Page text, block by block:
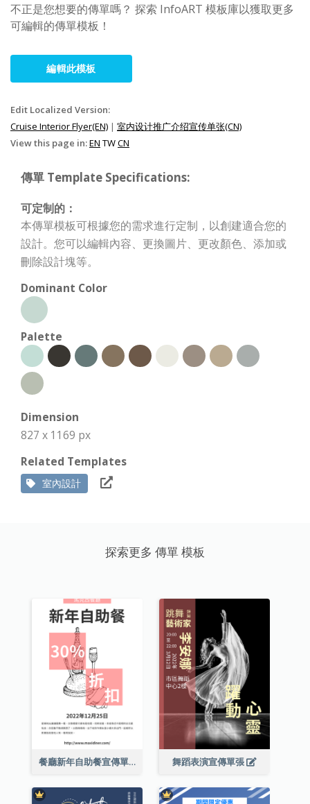
不正是您想要的傳單嗎？ 探索 InfoART 模板庫以獲取更多
可編輯的傳單模板！
編輯此模板
Edit Localized Version:
Cruise Interior Flyer(EN) | 室内设计推广介绍宣传单张(CN)
View this page in:EN TWCN
傳單 Template Specifications:
可定制的：
本傳單模板可根據您的需求進行定制，以創建適合您的
設計。您可以編輯內容、更換圖片、更改顏色、添加或
刪除設計塊等。
Dominant Color
Palette
Dimension
827 x 1169 px
Related Templates
室內設計
探索更多 傳單 模板
餐廳新年自助餐宣傳單張 舞蹈表演宣傳單張